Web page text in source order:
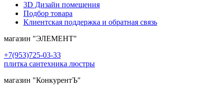
3D Дизайн помещения
Подбор товара
Клиентская поддержка и обратная связь
магазин "ЭЛЕМЕНТ"
+7(953)725-03-33
плитка сантехника люстры
магазин "КонкурентЪ"